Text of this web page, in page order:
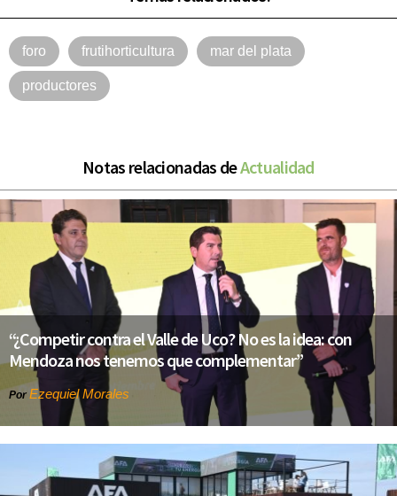
foro frutihorticultura mar del plata
productores
Notas relacionadas deActualidad
“¿Competir contra el Valle de Uco? No es la idea: con
Mendoza nos tenemos que complementar”
Por Ezequiel Morales